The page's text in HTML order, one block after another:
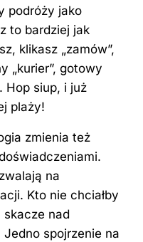
podróży jako
to bardziej jak
klikasz „zamów”,
„kurier”, gotowy
Hop siup, i już
plaży!
zmienia też
na
Kto nie chciałby
nad
spojrzenie na